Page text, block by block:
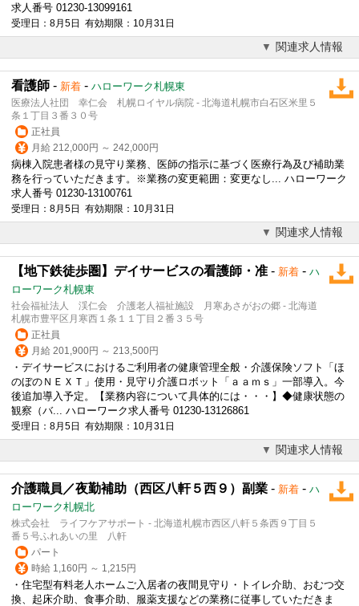
求人番号 01230-13099161
受理日：8月5日 有効期限：10月31日
関連求人情報
看護師 - 新着 - ハローワーク札幌東
医療法人社団 幸仁会 札幌ロイヤル病院 - 北海道札幌市白石区米里５
条１丁目３番３０号
正社員
月給 212,000円 ～ 242,000円
病棟入院患者様の見守り 業務、医師の指示に基づく医療行為及び補助業
務を行っていただきます。※業務の変更範囲：変更なし... ハローワーク
求人番号 01230-13100761
受理日：8月5日 有効期限：10月31日
関連求人情報
【地下鉄徒歩圏】デイサービスの看護師・准 - 新着 - ハ
ローワーク札幌東
社会福祉法人 渓仁会 介護老人福祉施設 月寒あさがおの郷 - 北海道
札幌市豊平区月寒西１条１１丁目２番３５号
正社員
月給 201,900円 ～ 213,500円
・デイサービスにおけるご利用者の健康管理全般・介護保険ソフト「ほ
のぼのＮＥＸＴ」使用・ 見守り 介護ロボット「ａａｍｓ」一部導入。今
後追加導入予定。【業務内容について具体的には・・・】◆健康状態の
観察（バ... ハローワーク求人番号 01230-13126861
受理日：8月5日 有効期限：10月31日
関連求人情報
介護職員／夜勤補助（西区八軒５西９）副業 - 新着 - ハ
ローワーク札幌北
株式会社 ライフケアサポート - 北海道札幌市西区八軒５条西９丁目５
番５号ふれあいの里 八軒
パート
時給 1,160円 ～ 1,215円
・住宅型有料老人ホームご入居者の夜間 見守り ・トイレ介助、おむつ交
換、起床介助、食事介助、服薬支援などの業務に従事していただきま